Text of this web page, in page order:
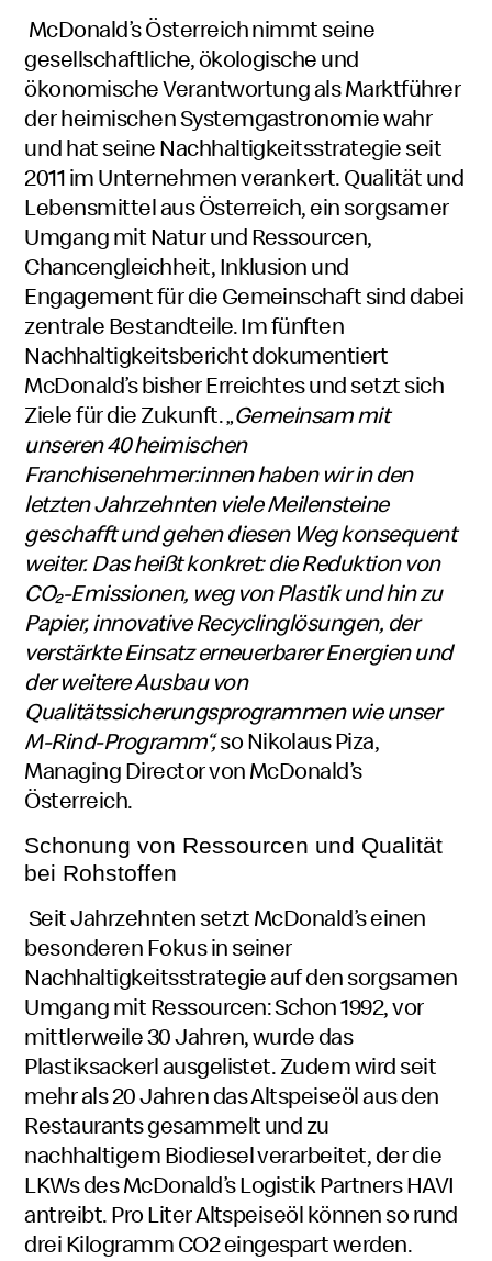
McDonald’s Österreich nimmt seine
gesellschaftliche, ökologische und
ökonomische Verantwortung als Marktführer
der heimischen Systemgastronomie wahr
und hat seine Nachhaltigkeitsstrategie seit
2011 im Unternehmen verankert. Qualität und
Lebensmittel aus Österreich, ein sorgsamer
Umgang mit Natur und Ressourcen,
Chancengleichheit, Inklusion und
Engagement für die Gemeinschaft sind dabei
zentrale Bestandteile. Im fünften
Nachhaltigkeitsbericht dokumentiert
McDonald’s bisher Erreichtes und setzt sich
Ziele für die Zukunft. „Gemeinsam mit
unseren 40 heimischen
Franchisenehmer:innen haben wir in den
letzten Jahrzehnten viele Meilensteine
geschafft und gehen diesen Weg konsequent
weiter. Das heißt konkret: die Reduktion von
CO₂-Emissionen, weg von Plastik und hin zu
Papier, innovative Recyclinglösungen, der
verstärkte Einsatz erneuerbarer Energien und
der weitere Ausbau von
Qualitätssicherungsprogrammen wie unser
M-Rind-Programm“,so Nikolaus Piza,
Managing Director von McDonald’s
Österreich.
Schonung von Ressourcen und Qualität
bei Rohstoffen
Seit Jahrzehnten setzt McDonald’s einen
besonderen Fokus in seiner
Nachhaltigkeitsstrategie auf den sorgsamen
Umgang mit Ressourcen: Schon 1992, vor
mittlerweile 30 Jahren, wurde das
Plastiksackerl ausgelistet. Zudem wird seit
mehr als 20 Jahren das Altspeiseöl aus den
Restaurants gesammelt und zu
nachhaltigem Biodiesel verarbeitet, der die
LKWs des McDonald’s Logistik Partners HAVI
antreibt. Pro Liter Altspeiseöl können so rund
drei Kilogramm CO2eingespart werden.